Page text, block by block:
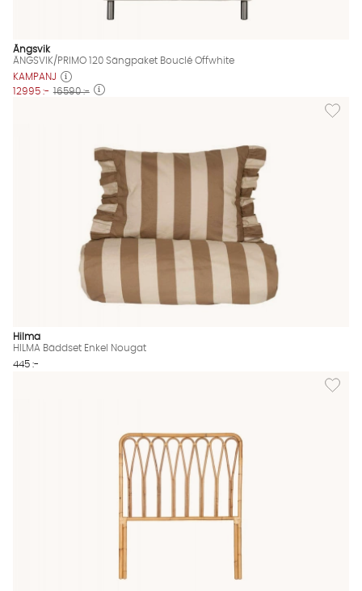
Ängsvik
ÄNGSVIK/PRIMO 120 Sängpaket Bouclé Offwhite
KAMPANJ
12995 :- 16590 :-
Lägg
Hilma
HILMA Bäddset Enkel Nougat
445 :-
Lägg